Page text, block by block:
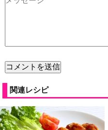
関連レシピ